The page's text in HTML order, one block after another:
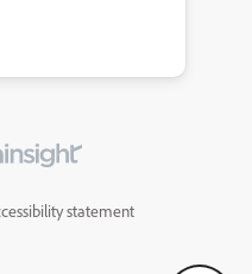
statement